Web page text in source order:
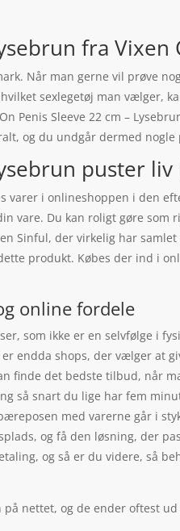
fra Vixen
Når man gerne vil prøve
sexlegetøj man vælger,
Penis Sleeve 22 cm –
og du undgår dermed
puster
varer i onlineshoppen i den
vare. Du kan roligt gøre som
Sinful, der virkelig har
produkt. Købes der ind i
online fordele
som ikke er en selvfølge i
endda shops, der vælger at
finde det bedste tilbud, når
så snart du lige har fem
med varerne går i
og få den løsning, der
og så er du videre, så
på nettet, og de ender oftest